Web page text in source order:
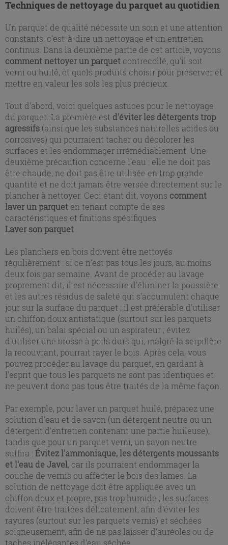
Techniques de nettoyage du parquet au quotidien
Un parquet de qualité nécessite un soin et une attention
constants, c'est-à-dire un nettoyage et un entretien
continus. Dans la deuxième partie de cet article, voyons
comment nettoyer un parquet contrecollé, qu'il soit
verni ou huilé, et quels produits choisir pour préserver et
mettre en valeur les sols les plus précieux.
Tout d'abord, voici quelques astuces pour le nettoyage
du parquet. La première est d'éviter les détergents trop
agressifs (ainsi que les substances naturelles acides ou
corrosives) qui pourraient tacher ou décolorer les
surfaces et les endommager irrémédiablement. Une
deuxième précaution concerne l'eau : elle ne doit pas
être chaude, ne doit pas être utilisée en trop grande
quantité et ne doit jamais être versée directement sur le
plancher à nettoyer. Ceci étant dit, voyons comment
laver un parquet en tenant compte de ses
caractéristiques et finitions spécifiques.
Laver son parquet
Les planchers en bois doivent être nettoyés
régulièrement : si ce n'est pas tous les jours, au moins
deux fois par semaine. Avant de procéder au lavage
proprement dit, il est nécessaire d'éliminer la poussière
et les autres résidus de saleté qui s'accumulent chaque
jour sur la surface du parquet ; il est préférable d'utiliser
un chiffon doux antistatique (surtout sur les parquets
huilés), un balai spécial ou un aspirateur ; évitez
d'utiliser une brosse à poils durs qui, malgré la serpillère
la recouvrant, pourrait rayer le bois. Après cela, vous
pouvez procéder au lavage du parquet, en gardant à
l'esprit que tous les parquets ne sont pas identiques et
ne peuvent donc pas tous être traités de la même façon.
Par exemple, pour laver un parquet huilé, préparez une
solution d'eau et de savon (un détergent neutre ou un
détergent d'entretien contenant une partie huileuse),
tandis que pour un parquet verni, un savon neutre
suffira : Évitez l'ammoniaque, les détergents moussants
et l'eau de Javel, car ils pourraient endommager la
couche de vernis ou affecter le bois des lames. La
solution de nettoyage doit être appliquée avec un
chiffon doux et propre, pas trop humide ; les surfaces
doivent être traitées délicatement, afin d'éviter les
rayures (surtout sur les parquets vernis) et séchées
soigneusement, afin de ne pas laisser d'auréoles ou de
taches inélégantes d'eau séchée.